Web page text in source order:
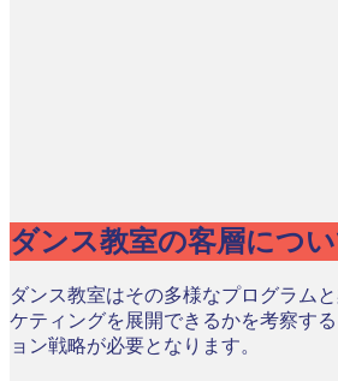
ダンス教室の客層につ
ダンス教室はその多様なプログラム
ケティングを展開できるかを考察す
ョン戦略が必要となります。